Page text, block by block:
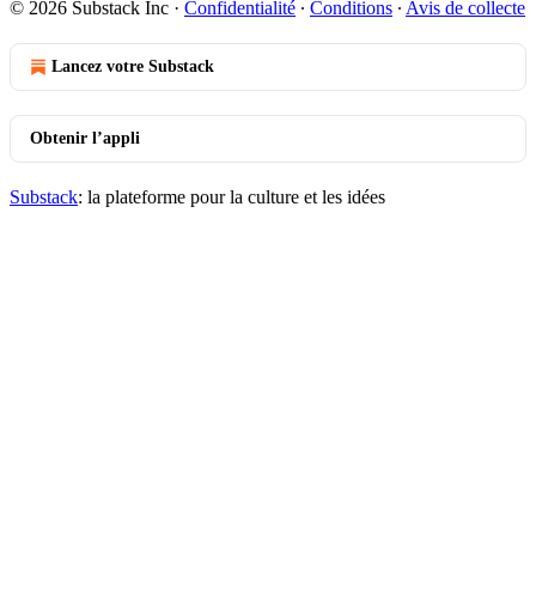
© 2026 Substack Inc · Confidentialité ∙ Conditions ∙ Avis de collecte
Lancez votre Substack
Obtenir l’appli
Substack: la plateforme pour la culture et les idées